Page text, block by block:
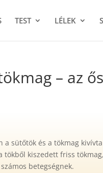
TEST LÉLEK
– az
a sütőtök és a tökmag
tökből kiszedett friss
betegségnek.